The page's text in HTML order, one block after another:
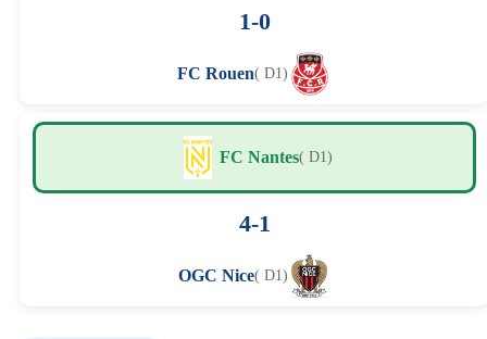
1-0
FC Rouen( D1)
FC Nantes( D1)
4-1
OGC Nice( D1)